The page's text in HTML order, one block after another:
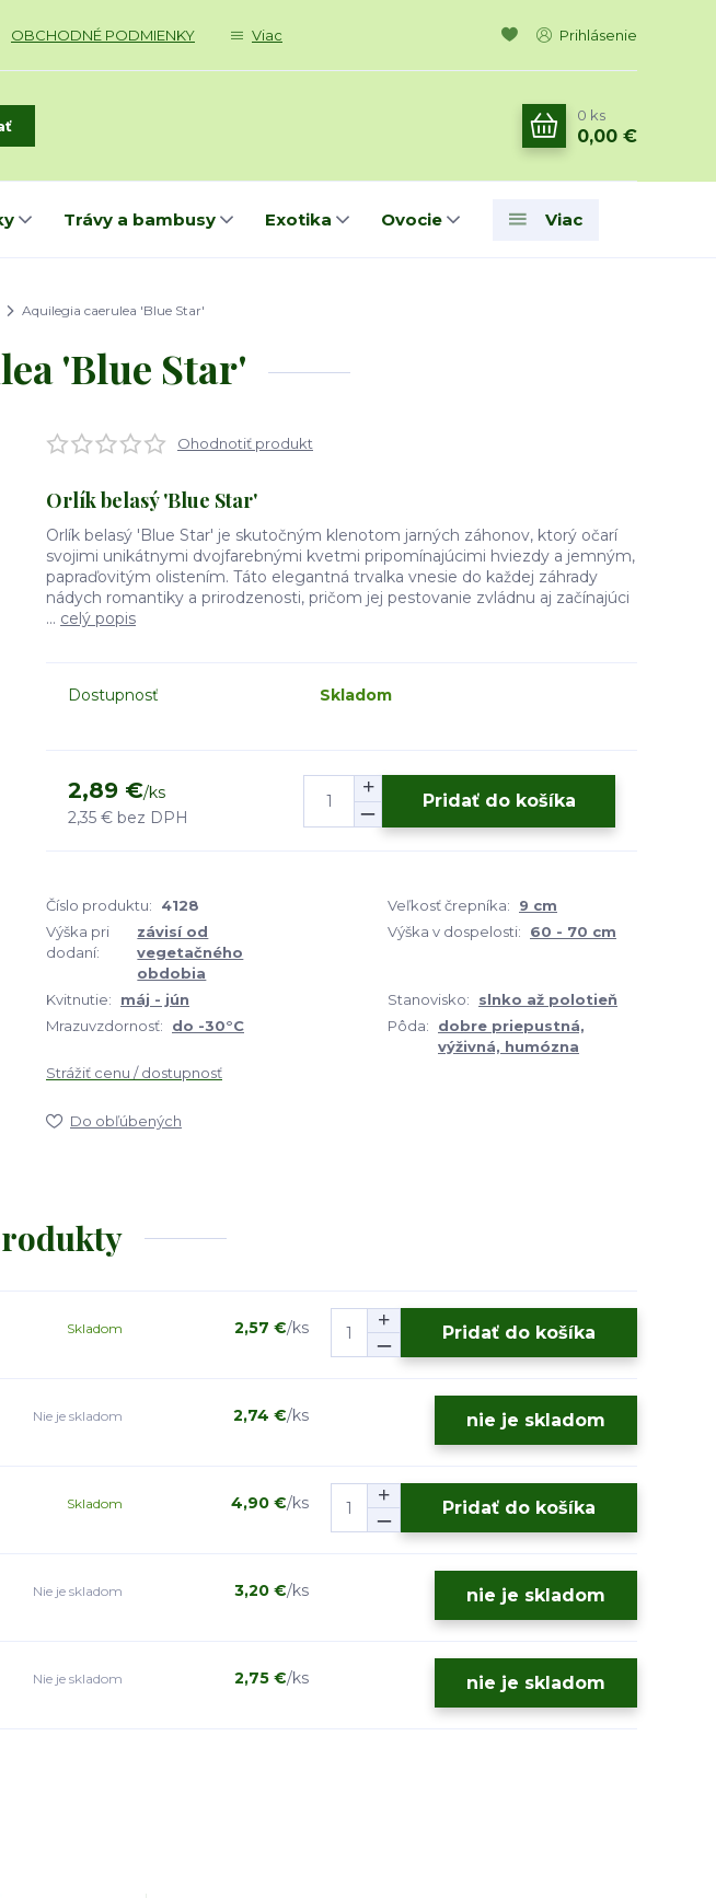
OBCHODNÉ PODMIENKY Viac Prihlásenie
0 ks
0,00 €
Trávy a bambusy Exotika Ovocie Viac
Aquilegia caerulea 'Blue Star'
'Blue Star'
Ohodnotiť produkt
Orlík belasý 'Blue Star'
Orlík belasý 'Blue Star' je skutočným klenotom jarných záhonov, ktorý očarí
svojimi unikátnymi dvojfarebnými kvetmi pripomínajúcimi hviezdy a jemným,
papraďovitým olistením. Táto elegantná trvalka vnesie do každej záhrady
nádych romantiky a prirodzenosti, pričom jej pestovanie zvládnu aj začínajúci
... celý popis
Dostupnosť Skladom
2,89 €/ks
2,35 € bez DPH
Pridať do košíka
Číslo produktu: 4128 Veľkosť črepníka:
9 cm
Výška pri
dodaní:
závisí od
vegetačného
obdobia
Výška v dospelosti: 60 - 70 cm
Kvitnutie: máj - jún Stanovisko:
slnko až polotieň
Mrazuvzdornosť:
do -30°C Pôda:
dobre priepustná,
výživná, humózna
Strážiť cenu / dostupnosť
Do obľúbených
2,57 €/ks
Skladom Pridať do košíka
2,74 €/ks
Nie je skladom nie je skladom
4,90 €/ks
Skladom Pridať do košíka
3,20 €/ks
Nie je skladom nie je skladom
2,75 €/ks
Nie je skladom nie je skladom